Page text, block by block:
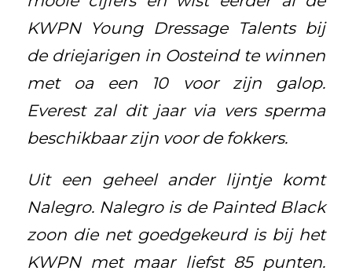
KWPN Young Dressage Talents bij
de driejarigen in Oosteind te winnen
met oa een 10 voor zijn galop.
Everest zal dit jaar via vers sperma
beschikbaar zijn voor de fokkers.
Uit een geheel ander lijntje komt
Nalegro. Nalegro is de Painted Black
zoon die net goedgekeurd is bij het
KWPN met maar liefst 85 punten.